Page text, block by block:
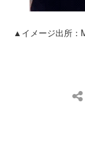
▲イメージ出所：